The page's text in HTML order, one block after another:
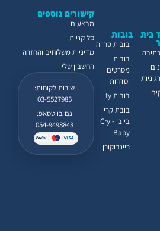
קישורים נוספים
מבצעים
סל קניות
מדיניות משלוחים והחזרה
החשבון שלי
שירות לקוחות:
03-5527985
גם בווטסאפ:
054-9498843
בית בובות
בובות פרווה
בובות
מסרטים
וסדרות
בובות ty
בובת קריי
בייבי - Cry
Baby
ריינבוקורן